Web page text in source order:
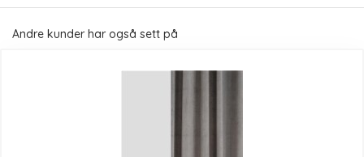
Andre kunder har også sett på